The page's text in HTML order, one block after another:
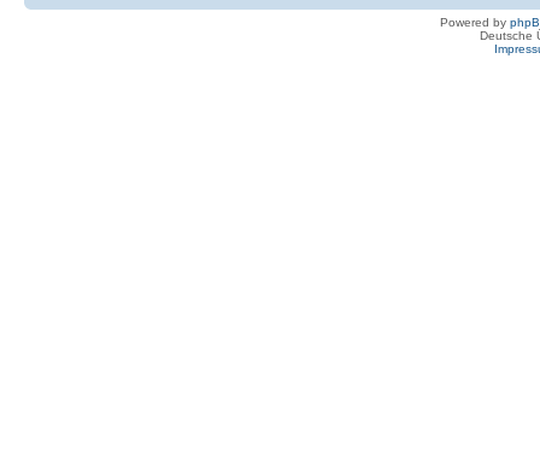
Powered by
Deutsche